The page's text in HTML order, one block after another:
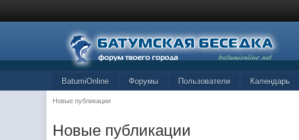
BatumiOnline Форумы Пользователи Календарь
Новые публикации
Новые публикации